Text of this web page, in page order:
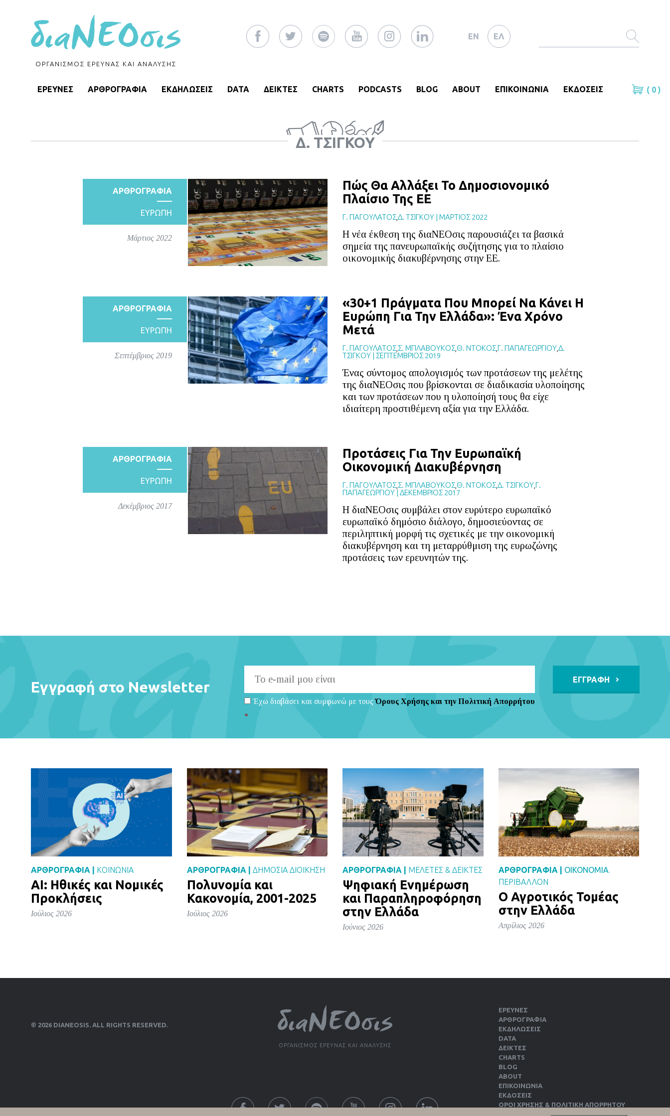
ΟΡΓΑΝΙΣΜΟΣ ΕΡΕΥΝΑΣ ΚΑΙ ΑΝΑΛΥΣΗΣ
EN ΕΛ
ΕΡΕΥΝΕΣ ΑΡΘΡΟΓΡΑΦΙΑ ΕΚΔΗΛΩΣΕΙΣ DATA ΔΕΙΚΤΕΣ CHARTS PODCASTS BLOG ABOUT ΕΠΙΚΟΙΝΩΝΙΑ ΕΚΔΟΣΕΙΣ ( 0 )
Δ. ΤΣΊΓΚΟΥ
ΑΡΘΡΟΓΡΑΦΙΑ
ΕΥΡΩΠΗ
Μάρτιος 2022
Πώς Θα Αλλάξει Το Δημοσιονομικό
Πλαίσιο Της ΕΕ
Γ. ΠΑΓΟΥΛΑΤΟΣΔ. ΤΣΙΓΚΟΥ | ΜΑΡΤΙΟΣ 2022
Η νέα έκθεση της διαΝΕΟσις παρουσιάζει τα βασικά
σημεία της πανευρωπαϊκής συζήτησης για το πλαίσιο
οικονομικής διακυβέρνησης στην ΕΕ.
ΑΡΘΡΟΓΡΑΦΙΑ
ΕΥΡΩΠΗ
Σεπτέμβριος 2019
«30+1 Πράγματα Που Μπορεί Να Κάνει Η
Ευρώπη Για Την Ελλάδα»: Ένα Χρόνο
Μετά
Γ. ΠΑΓΟΥΛΑΤΟΣ Σ. ΜΠΛΑΒΟΥΚΟΣ Θ. ΝΤΟΚΟΣΓ. ΠΑΠΑΓΕΩΡΓΙΟΥΔ.
ΤΣΙΓΚΟΥ | ΣΕΠΤΕΜΒΡΙΟΣ 2019
Ένας σύντομος απολογισμός των προτάσεων της μελέτης
της διαΝΕΟσις που βρίσκονται σε διαδικασία υλοποίησης
και των προτάσεων που η υλοποίησή τους θα είχε
ιδιαίτερη προστιθέμενη αξία για την Ελλάδα.
ΑΡΘΡΟΓΡΑΦΙΑ
ΕΥΡΩΠΗ
Δεκέμβριος 2017
Προτάσεις Για Την Ευρωπαϊκή
Οικονομική Διακυβέρνηση
Γ. ΠΑΓΟΥΛΑΤΟΣ Σ. ΜΠΛΑΒΟΥΚΟΣ Θ. ΝΤΟΚΟΣΔ. ΤΣΙΓΚΟΥΓ.
ΠΑΠΑΓΕΩΡΓΙΟΥ | ΔΕΚΕΜΒΡΙΟΣ 2017
Η διαΝΕΟσις συμβάλει στον ευρύτερο ευρωπαϊκό
ευρωπαϊκό δημόσιο διάλογο, δημοσιεύοντας σε
περιληπτική μορφή τις σχετικές με την οικονομική
διακυβέρνηση και τη μεταρρύθμιση της ευρωζώνης
προτάσεις των ερευνητών της.
Εγγραφή στο Newsletter
Έχω διαβάσει και συμφωνώ με τουςΌρους Χρήσης και την Πολιτική Απορρήτου
*
ΑΡΘΡΟΓΡΑΦΙΑ | ΚΟΙΝΩΝΙΑ
AI: Ηθικές και Νομικές
Προκλήσεις
Ιούλιος 2026
ΑΡΘΡΟΓΡΑΦΙΑ | ΔΗΜΌΣΙΑ ΔΙΟΊΚΗΣΗ
Πολυνομία και
Κακονομία, 2001-2025
Ιούλιος 2026
ΑΡΘΡΟΓΡΑΦΙΑ | ΜΕΛΈΤΕΣ & ΔΕΙΚΤΕΣ
Ψηφιακή Ενημέρωση
και Παραπληροφόρηση
στην Ελλάδα
Ιούνιος 2026
ΑΡΘΡΟΓΡΑΦΙΑ | ΟΙΚΟΝΟΜΙΑ,
ΠΕΡΙΒΑΛΛΟΝ
Ο Αγροτικός Τομέας
στην Ελλάδα
Απρίλιος 2026
© 2026 DIANEOSIS. ALL RIGHTS RESERVED.
ΟΡΓΑΝΙΣΜΟΣ ΕΡΕΥΝΑΣ ΚΑΙ ΑΝΑΛΥΣΗΣ
ΕΡΕΥΝΕΣ
ΑΡΘΡΟΓΡΑΦΙΑ
ΕΚΔΗΛΏΣΕΙΣ
DATA
ΔΕΊΚΤΕΣ
CHARTS
BLOG
ABOUT
ΕΠΙΚΟΙΝΩΝΙΑ
ΕΚΔΌΣΕΙΣ
ΌΡΟΙ ΧΡΉΣΗΣ & ΠΟΛΙΤΙΚΉ ΑΠΟΡΡΉΤΟΥ
ΠΟΛΙΤΙΚΉ COOKIES